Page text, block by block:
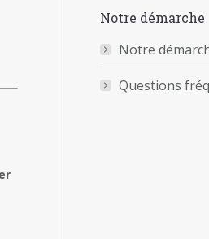
Notre démarche
Notre
Questions